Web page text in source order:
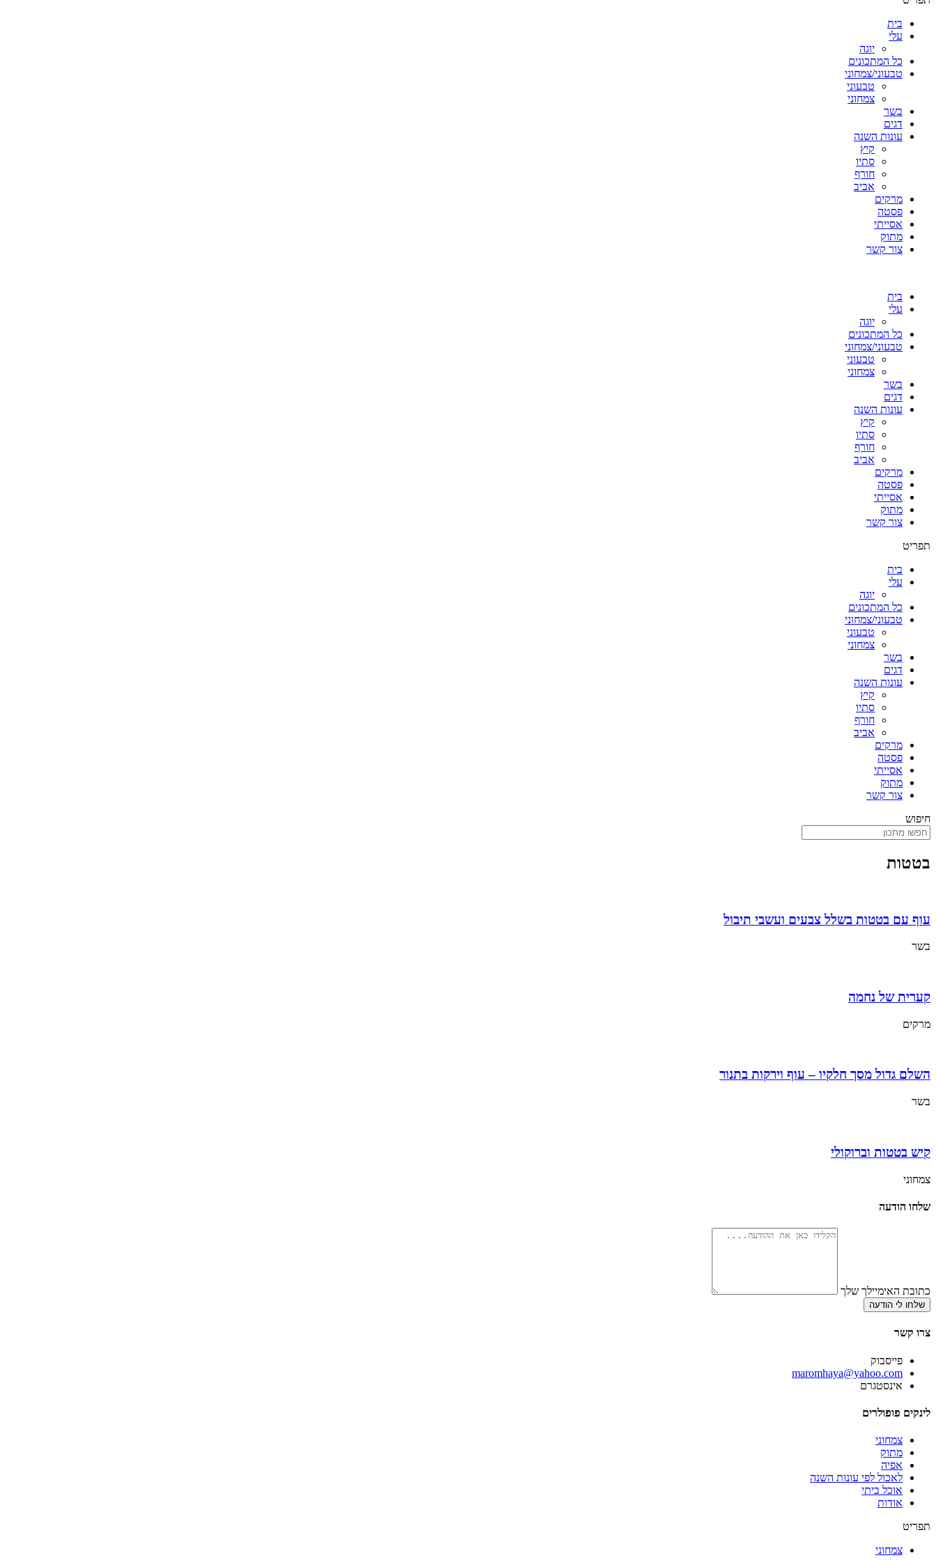
בית
עלי
יוגה
כל המתכונים
טבעוני/צמחוני
טבעוני
צמחוני
בשר
דגים
עונות השנה
קיץ
סתיו
חורף
אביב
מרקים
פסטה
אסייתי
מתוק
צור קשר
בית
עלי
יוגה
כל המתכונים
טבעוני/צמחוני
טבעוני
צמחוני
בשר
דגים
עונות השנה
קיץ
סתיו
חורף
אביב
מרקים
פסטה
אסייתי
מתוק
צור קשר
תפריט
בית
עלי
יוגה
כל המתכונים
טבעוני/צמחוני
טבעוני
צמחוני
בשר
דגים
עונות השנה
קיץ
סתיו
חורף
אביב
מרקים
פסטה
אסייתי
מתוק
צור קשר
חיפוש
בטטות
עוף עם בטטות בשלל צבעים ועשבי תיבול
בשר
קערית של נחמה
מרקים
השלם גדול מסך חלקיו – עוף וירקות בתנור
בשר
קיש בטטות וברוקולי
צמחוני
שלחו הודעה
כתובת האימיילך שלך
שלחו לי הודעה
צרו קשר
פייסבוק
‫maromhaya@yahoo.com
אינסטגרם
לינקים פופולרים
צמחוני
מתוק
אפיה
לאכול לפי עונות השנה
אוכל ביתי
אודות
תפריט
צמחוני